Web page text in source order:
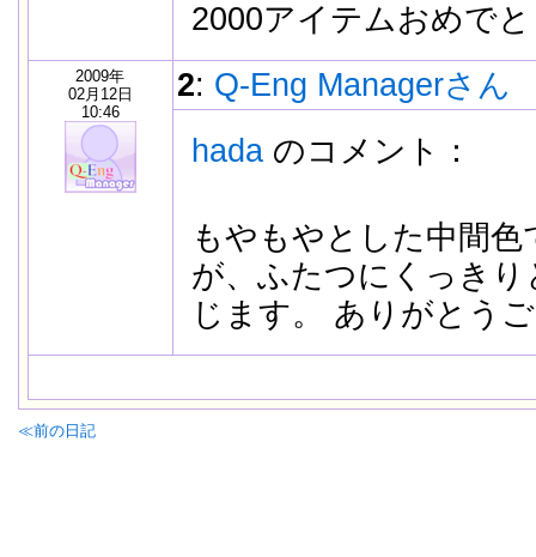
2000アイテムおめで
2009年
02月12日
10:46
2: Q-Eng Managerさん
hadaのコメント：
もやもやとした中間
が、ふたつにくっき
じます。 ありがとう
≪前の日記